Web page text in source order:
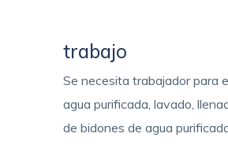
trabajo
Se necesita trabajador para
agua purificada, lavado,
de bidones de agua